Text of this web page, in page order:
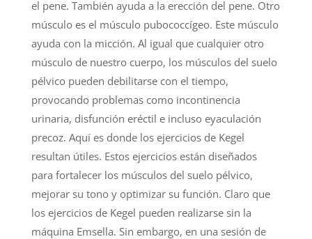
el pene. También ayuda a la erección del pene. Otro
músculo es el músculo pubococcígeo. Este músculo
ayuda con la micción. Al igual que cualquier otro
músculo de nuestro cuerpo, los músculos del suelo
pélvico pueden debilitarse con el tiempo,
provocando problemas como incontinencia
urinaria, disfunción eréctil e incluso eyaculación
precoz. Aquí es donde los ejercicios de Kegel
resultan útiles. Estos ejercicios están diseñados
para fortalecer los músculos del suelo pélvico,
mejorar su tono y optimizar su función. Claro que
los ejercicios de Kegel pueden realizarse sin la
máquina Emsella. Sin embargo, en una sesión de